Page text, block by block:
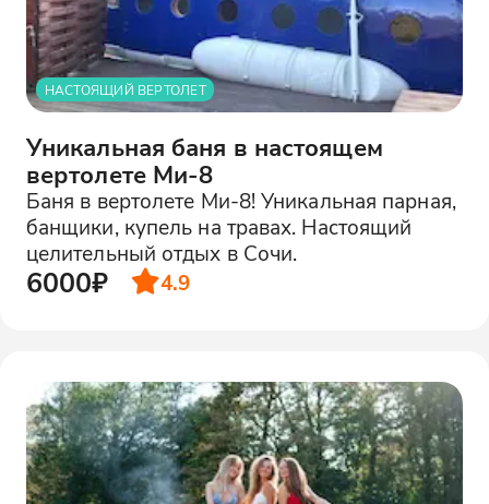
НАСТОЯЩИЙ ВЕРТОЛЕТ
Уникальная баня в настоящем
вертолете Ми-8
Баня в вертолете Ми-8! Уникальная парная,
банщики, купель на травах. Настоящий
целительный отдых в Сочи.
6000₽ 4.9